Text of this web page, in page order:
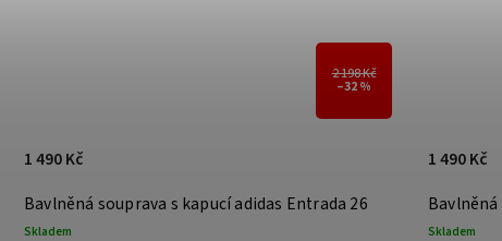
2 198 Kč
–32 %
Bavlněná souprava s kapucí adidas Entrada 26
Skladem
1 490 Kč
5 - 8 dní
1 390 Kč